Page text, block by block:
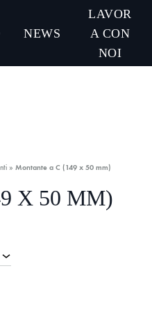
NEWS
LAVOR
A CON
NOI
» Montante a C (149 x 50 mm)
X 50 MM)